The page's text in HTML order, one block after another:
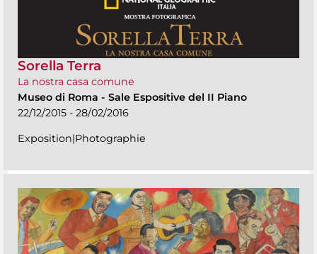
Sorella Terra
La nostra casa comune
Museo di Roma - Sale Espositive del II Piano
22/12/2015 - 28/02/2016
Exposition|Photographie